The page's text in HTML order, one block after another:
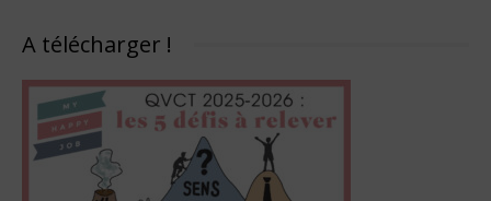
A télécharger !